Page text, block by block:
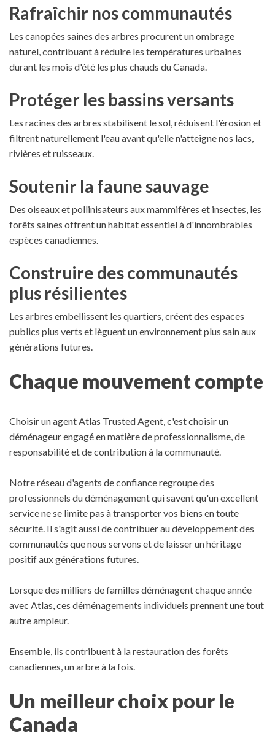
Rafraîchir nos communautés
Les canopées saines des arbres procurent un ombrage
naturel, contribuant à réduire les températures urbaines
durant les mois d'été les plus chauds du Canada.
Protéger les bassins versants
Les racines des arbres stabilisent le sol, réduisent l'érosion et
filtrent naturellement l'eau avant qu'elle n'atteigne nos lacs,
rivières et ruisseaux.
Soutenir la faune sauvage
Des oiseaux et pollinisateurs aux mammifères et insectes, les
forêts saines offrent un habitat essentiel à d'innombrables
espèces canadiennes.
Construire des communautés
plus résilientes
Les arbres embellissent les quartiers, créent des espaces
publics plus verts et lèguent un environnement plus sain aux
générations futures.
Chaque mouvement compte
Choisir un agent Atlas Trusted Agent, c'est choisir un
déménageur engagé en matière de professionnalisme, de
responsabilité et de contribution à la communauté.
Notre réseau d'agents de confiance regroupe des
professionnels du déménagement qui savent qu'un excellent
service ne se limite pas à transporter vos biens en toute
sécurité. Il s'agit aussi de contribuer au développement des
communautés que nous servons et de laisser un héritage
positif aux générations futures.
Lorsque des milliers de familles déménagent chaque année
avec Atlas, ces déménagements individuels prennent une tout
autre ampleur.
Ensemble, ils contribuent à la restauration des forêts
canadiennes, un arbre à la fois.
Un meilleur choix pour le
Canada